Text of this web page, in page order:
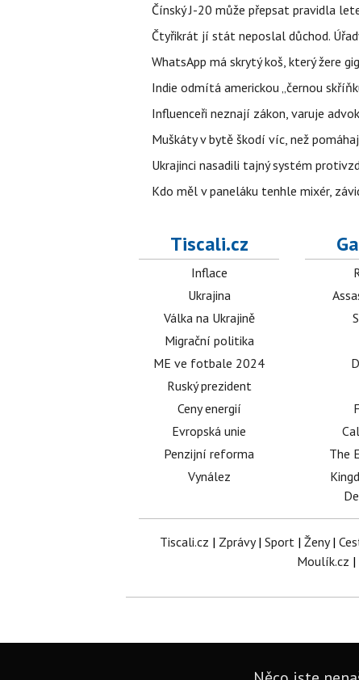
Čínský J-20 může přepsat pravidla
Čtyřikrát jí stát neposlal důchod.
WhatsApp má skrytý koš, který žere
Indie odmítá americkou „černou
Influenceři neznají zákon, varuje
Muškáty v bytě škodí víc, než
Ukrajinci nasadili tajný systém
Kdo měl v paneláku tenhle mixér,
Tiscali.cz
Inflace
Ukrajina
Válka na Ukrajině
Migrační politika
ME ve fotbale 2024
Ruský prezident
Ceny energií
Evropská unie
Penzijní reforma
Vynález
The
Tiscali.cz | Zprávy| Sport| Ženy|
Moulík.cz |